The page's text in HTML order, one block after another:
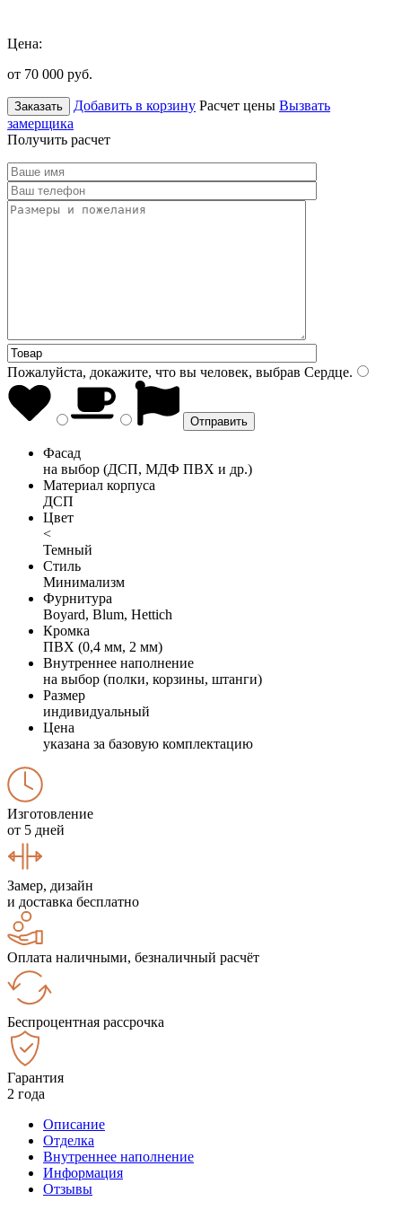
Цена:
от 70 000 руб.
Заказать Добавить в корзину Расчет цены Вызвать
замерщика
Получить расчет
Пожалуйста, докажите, что вы человек, выбрав Сердце.
Фасад
на выбор (ДСП, МДФ ПВХ и др.)
Материал корпуса
ДСП
Цвет
<
Темный
Стиль
Минимализм
Фурнитура
Boyard, Blum, Hettich
Кромка
ПВХ (0,4 мм, 2 мм)
Внутреннее наполнение
на выбор (полки, корзины, штанги)
Размер
индивидуальный
Цена
указана за базовую комплектацию
Изготовление
от 5 дней
Замер, дизайн
и доставка бесплатно
Оплата наличными, безналичный расчёт
Беспроцентная рассрочка
Гарантия
2 года
Описание
Отделка
Внутреннее наполнение
Информация
Отзывы